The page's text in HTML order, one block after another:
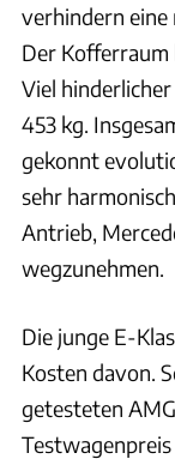
verhindern
Der Kofferraum
Viel
453 kg.
gekonnt
sehr
Antrieb,
wegzunehmen.
Die junge E-
Kosten davon.
getesteten